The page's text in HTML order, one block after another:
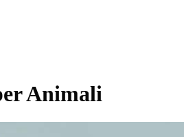
Animali